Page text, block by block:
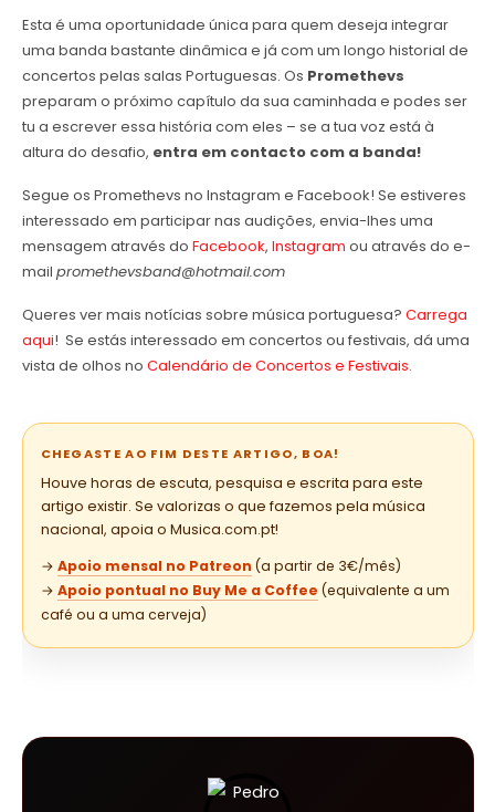
Esta é uma oportunidade única para quem deseja integrar
uma banda bastante dinâmica e já com um longo historial de
concertos pelas salas Portuguesas. Os Promethevs
preparam o próximo capítulo da sua caminhada e podes ser
tu a escrever essa história com eles – se a tua voz está à
altura do desafio, entra em contacto com a banda!
Segue os Promethevs no Instagram e Facebook! Se estiveres
interessado em participar nas audições, envia-lhes uma
mensagem através do Facebook, Instagram ou através do e-
mail promethevsband@hotmail.com
Queres ver mais notícias sobre música portuguesa? Carrega
aqui! Se estás interessado em concertos ou festivais, dá uma
vista de olhos no Calendário de Concertos e Festivais.
CHEGASTE AO FIM DESTE ARTIGO, BOA!
Houve horas de escuta, pesquisa e escrita para este
artigo existir. Se valorizas o que fazemos pela música
nacional, apoia o Musica.com.pt!
→ Apoio mensal no Patreon (a partir de 3€/mês)
→ Apoio pontual no Buy Me a Coffee (equivalente a um
café ou a uma cerveja)